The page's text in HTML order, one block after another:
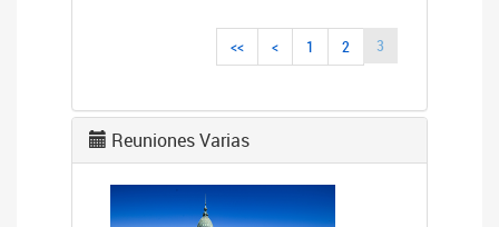
<< < 1 2 3
Reuniones Varias